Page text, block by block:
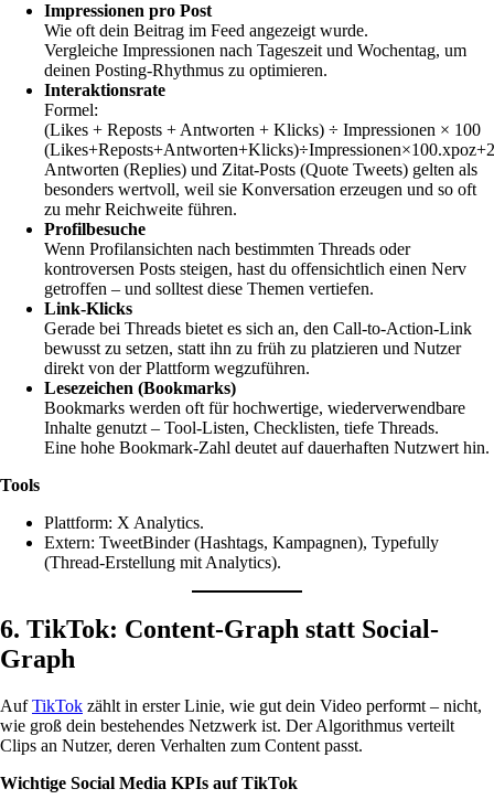
Impressionen pro Post
Wie oft dein Beitrag im Feed angezeigt wurde.
Vergleiche Impressionen nach Tageszeit und Wochentag, um
deinen Posting-Rhythmus zu optimieren.
Interaktionsrate
Formel:
(Likes + Reposts + Antworten + Klicks) ÷ Impressionen × 100
(Likes+Reposts+Antworten+Klicks)÷Impressionen×100.xpoz+2
Antworten (Replies) und Zitat-Posts (Quote Tweets) gelten als
besonders wertvoll, weil sie Konversation erzeugen und so oft
zu mehr Reichweite führen.
Profilbesuche
Wenn Profilansichten nach bestimmten Threads oder
kontroversen Posts steigen, hast du offensichtlich einen Nerv
getroffen – und solltest diese Themen vertiefen.
Link-Klicks
Gerade bei Threads bietet es sich an, den Call-to-Action-Link
bewusst zu setzen, statt ihn zu früh zu platzieren und Nutzer
direkt von der Plattform wegzuführen.
Lesezeichen (Bookmarks)
Bookmarks werden oft für hochwertige, wiederverwendbare
Inhalte genutzt – Tool-Listen, Checklisten, tiefe Threads.
Eine hohe Bookmark-Zahl deutet auf dauerhaften Nutzwert hin.
Tools
Plattform: X Analytics.
Extern: TweetBinder (Hashtags, Kampagnen), Typefully
(Thread-Erstellung mit Analytics).
6. TikTok: Content-Graph statt Social-
Graph
AufTikTok zählt in erster Linie, wie gut dein Video performt – nicht,
wie groß dein bestehendes Netzwerk ist. Der Algorithmus verteilt
Clips an Nutzer, deren Verhalten zum Content passt.
Wichtige Social Media KPIs auf TikTok